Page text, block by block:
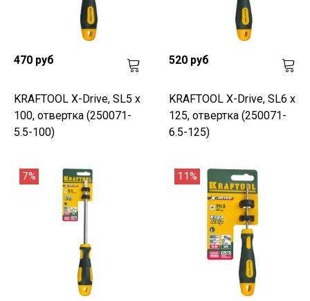
470 руб
KRAFTOOL Х-Drive, SL5 x
100, отвертка (250071-
5.5-100)
520 руб
KRAFTOOL Х-Drive, SL6 x
125, отвертка (250071-
6.5-125)
7% 11%